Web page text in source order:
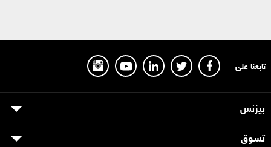
تابعنا على
بيزنس
تسوق